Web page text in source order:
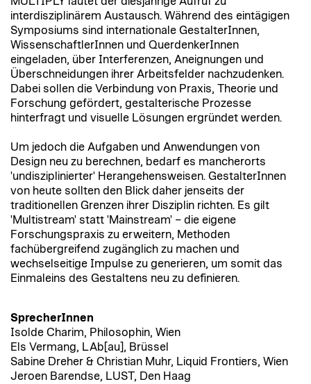
interdisziplinärem Austausch. Während des eintägigen
Symposiums sind internationale GestalterInnen,
WissenschaftlerInnen und QuerdenkerInnen
eingeladen, über Interferenzen, Aneignungen und
Überschneidungen ihrer Arbeitsfelder nachzudenken.
Dabei sollen die Verbindung von Praxis, Theorie und
Forschung gefördert, gestalterische Prozesse
hinterfragt und visuelle Lösungen ergründet werden.
Um jedoch die Aufgaben und Anwendungen von
Design neu zu berechnen, bedarf es mancherorts
'undisziplinierter' Herangehensweisen. GestalterInnen
von heute sollten den Blick daher jenseits der
traditionellen Grenzen ihrer Disziplin richten. Es gilt
'Multistream' statt 'Mainstream' – die eigene
Forschungspraxis zu erweitern, Methoden
fachübergreifend zugänglich zu machen und
wechselseitige Impulse zu generieren, um somit das
Einmaleins des Gestaltens neu zu definieren.
SprecherInnen
Isolde Charim, Philosophin, Wien
Els Vermang, LAb[au], Brüssel
Sabine Dreher & Christian Muhr, Liquid Frontiers, Wien
Jeroen Barendse, LUST, Den Haag